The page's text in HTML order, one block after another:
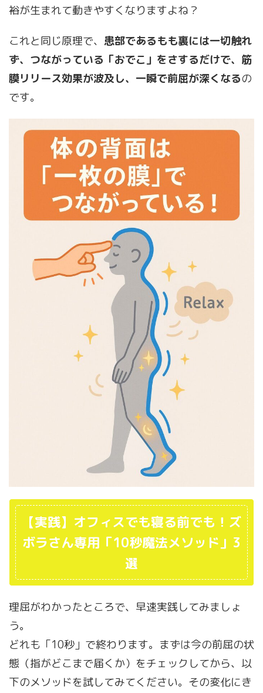
裕が生まれて動きやすくなりますよね？
これと同じ原理で、 患部であるもも裏には一切触れ
ず、つながっている「おでこ」をさするだけで、筋
膜リリース効果が波及し、一瞬で前屈が深くなるの
です。
【実践】オフィスでも寝る前でも！ズ
ボラさん専用「10秒魔法メソッド」3
選
理屈がわかったところで、早速実践してみましょ
う。
どれも「10秒」で終わります。まずは今の前屈の状
態（指がどこまで届くか）をチェックしてから、以
下のメソッドを試してみてください。その変化にき